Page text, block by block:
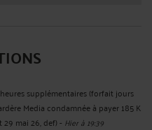
supplémentaires (forfait jours
Media condamnée à payer 185 K
29 mai 26, def)- Hier à 19:39